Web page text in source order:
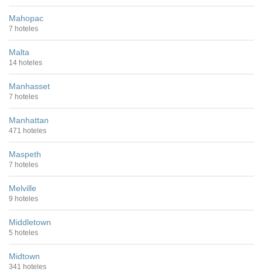
Mahopac
7 hoteles
Malta
14 hoteles
Manhasset
7 hoteles
Manhattan
471 hoteles
Maspeth
7 hoteles
Melville
9 hoteles
Middletown
5 hoteles
Midtown
341 hoteles